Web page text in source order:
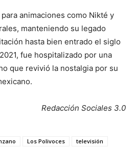
animaciones como Nikté y
manteniendo su legado
hasta bien entrado el siglo
fue hospitalizado por una
que revivió la nostalgia por su
Redacción Sociales 3.0
Los Polivoces televisión